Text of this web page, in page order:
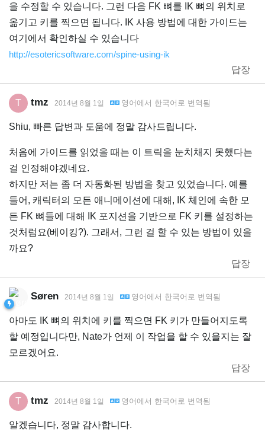
을 수정할 수 있습니다. 그런 다음 FK 뼈를 IK 뼈의 위치로
옮기고 키를 찍으면 됩니다. IK 사용 방법에 대한 가이드는
여기에서 확인하실 수 있습니다
http://esotericsoftware.com/spine-using-ik
답장
T tmz 2014년 8월 1일 영어 에서 한국어 로 번역됨
Shiu, 빠른 답변과 도움에 정말 감사드립니다.
처음에 가이드를 읽었을 때는 이 트릭을 눈치채지 못했다는
걸 인정해야겠네요.
하지만 저는 좀 더 자동화된 방법을 찾고 있었습니다. 예를
들어, 캐릭터의 모든 애니메이션에 대해, IK 체인에 속한 모
든 FK 뼈들에 대해 IK 포지션을 기반으로 FK 키를 설정하는
것처럼요(베이킹?). 그래서, 그런 걸 할 수 있는 방법이 있을
까요?
답장
Søren 2014년 8월 1일 영어 에서 한국어 로 번역됨
아마도 IK 뼈의 위치에 키를 찍으면 FK 키가 만들어지도록
할 예정입니다만, Nate가 언제 이 작업을 할 수 있을지는 잘
모르겠어요.
답장
T tmz 2014년 8월 1일 영어 에서 한국어 로 번역됨
알겠습니다, 정말 감사합니다.